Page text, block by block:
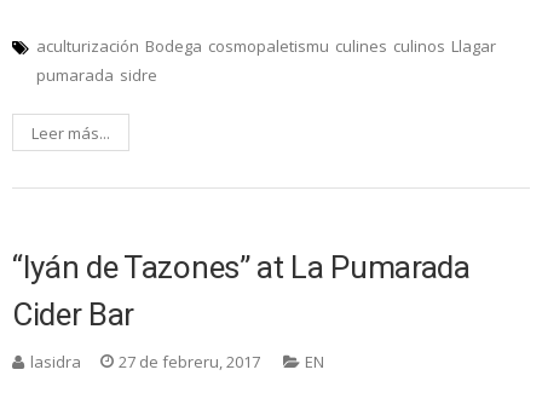
aculturización Bodega cosmopaletismu culines culinos Llagar
pumarada sidre
Leer más...
“Iyán de Tazones” at La Pumarada
Cider Bar
lasidra 27 de febreru, 2017 EN